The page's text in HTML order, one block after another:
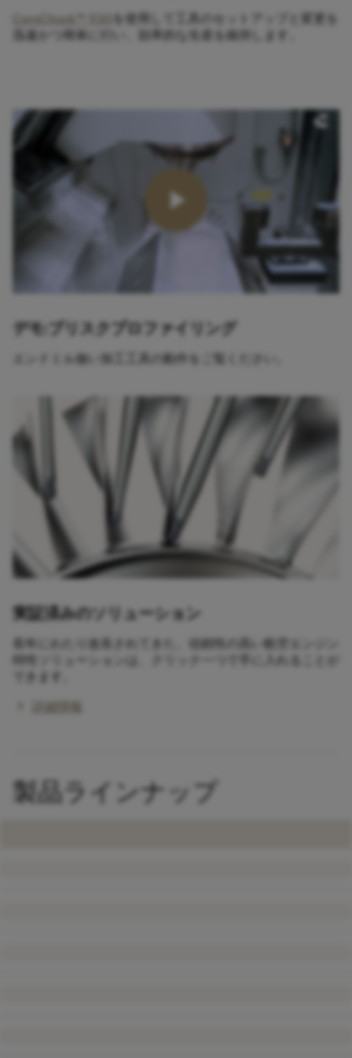
CoroChuck™ 930
を使用して工具のセットアップと変更を
迅速かつ簡単に行い、効率的な生産を維持します。​
デモ:ブリスクプロファイリング
エンドミル倣い加工工具の動作をご覧ください。
実証済みのソリューション
長年にわたり改良されてきた、信頼性の高い航空エンジン
製品ラインナップ